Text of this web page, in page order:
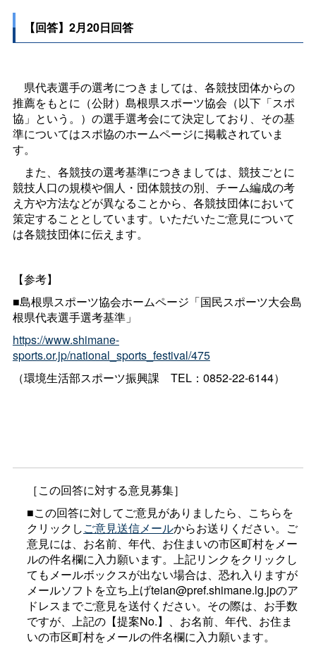
【回答】2月20日回答
県代表選手の選考につきましては、各競技団体からの
推薦をもとに（公財）島根県スポーツ協会（以下「スポ
協」という。）の選手選考会にて決定しており、その基
準についてはスポ協のホームページに掲載されていま
す。
また、各競技の選考基準につきましては、競技ごとに
競技人口の規模や個人・団体競技の別、チーム編成の考
え方や方法などが異なることから、各競技団体において
策定することとしています。いただいたご意見について
は各競技団体に伝えます。
【参考】
■島根県スポーツ協会ホームページ「国民スポーツ大会島
根県代表選手選考基準」
https://www.shimane-
sports.or.jp/national_sports_festival/475
（環境生活部スポーツ振興課 TEL：0852-22-6144）
［この回答に対する意見募集］
■この回答に対してご意見がありましたら、こちらを
クリックしご意見送信メールからお送りください。ご
意見には、お名前、年代、お住まいの市区町村をメー
ルの件名欄に入力願います。上記リンクをクリックし
てもメールボックスが出ない場合は、恐れ入りますが
メールソフトを立ち上げteian@pref.shimane.lg.jpのア
ドレスまでご意見を送付ください。その際は、お手数
ですが、上記の【提案No.】、お名前、年代、お住ま
いの市区町村をメールの件名欄に入力願います。